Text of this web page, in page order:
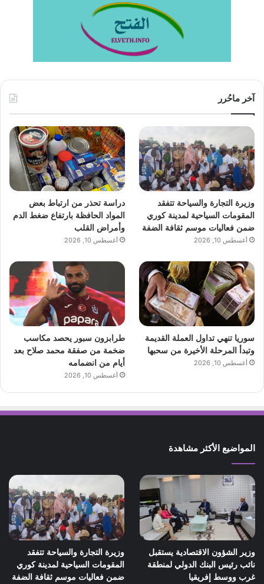
آخر ماحُرر
وزيرة التجارة والسياحة تتفقد
المقومات السياحية لمدينة كوري
ضمن فعاليات موسم ثقافة الضفة
أغسطس 10, 2026
دراسة تحذر من ارتباط بعض
المواد الحافظة بارتفاع ضغط الدم
وأمراض القلب
أغسطس 10, 2026
سوريا تنهي تداول العملة القديمة
وتبدأ المرحلة الأخيرة من سحبها
أغسطس 10, 2026
طرابزون سبور يحصد مكاسب
ضخمة من صفقة محمد صلاح بعد
أيام من انضمامه
أغسطس 10, 2026
المواضيع الأكثر مشاهدة
وزير الشؤون الاقتصادية يستقبل
نائب رئيس البنك الدولي لمنطقة
غرب ووسط إفريقيا
وزيرة التجارة والسياحة تتفقد
المقومات السياحية لمدينة كوري
ضمن فعاليات موسم ثقافة الضفة